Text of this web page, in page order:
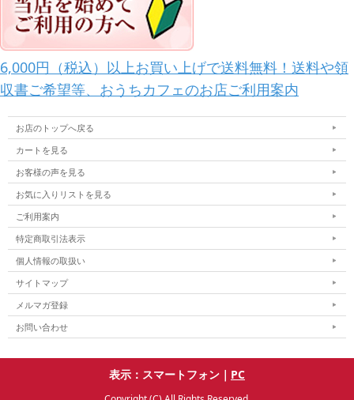
6,000円（税込）以上お買い上げで送料無料！送料や領
収書ご希望等、おうちカフェのお店ご利用案内
お店のトップへ戻る
カートを見る
お客様の声を見る
お気に入りリストを見る
ご利用案内
特定商取引法表示
個人情報の取扱い
サイトマップ
メルマガ登録
お問い合わせ
表示：スマートフォン｜ PC